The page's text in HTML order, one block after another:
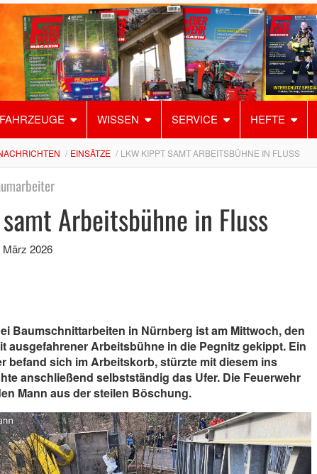
FAHRZEUGE WISSEN SERVICE HEFTE
EINSÄTZE LKW KIPPT SAMT ARBEITSBÜHNE IN FLUSS
Arbeitsbühne in Fluss
März 2026
Baumschnittarbeiten in Nürnberg ist am Mittwoch, den
ausgefahrener Arbeitsbühne in die Pegnitz gekippt. Ein
befand sich im Arbeitskorb, stürzte mit diesem ins
anschließend selbstständig das Ufer. Die Feuerwehr
Mann aus der steilen Böschung.